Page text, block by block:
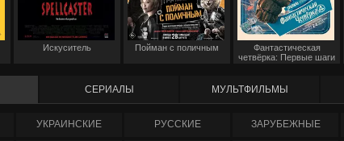
Искуситель Пойман с поличным
Фантастическая
четвёрка: Первые шаги
СЕРИАЛЫ МУЛЬТФИЛЬМЫ
УКРАИНCКИЕ РУССКИЕ ЗАРУБЕЖНЫЕ